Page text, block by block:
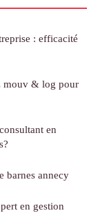
: efficacité
mouv & log pour
en
barnes annecy
en gestion